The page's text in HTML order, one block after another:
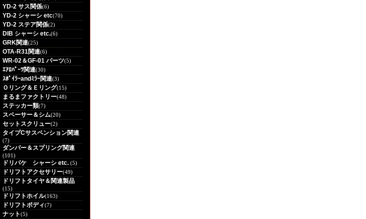
YD-2 サス関係(6)
YD-2 シャーシ etc(70)
YD-2 ステア関係(2)
DIB シャーシ etc.(6)
GRK関連(25)
OTA-R31関連(6)
WR-02＆GF-01 パーツ(5)
ｴｱﾛﾊﾟｰﾂ関連(30)
ｽﾎﾟｲﾗｰandﾐﾗｰ関連(3)
Ｏリング＆Ｅリング(15)
まるまファクトリー(48)
ステッカー類(7)
スペーサー＆シム(20)
セットスクリュー(2)
タイプCサスペンション関連
(7)
ダンパー＆スプリング関連
(101)
ドリパケ シャーシ etc. (5)
ドリフトアクセサリー(49)
ドリフトタイヤ＆関連製品
(15)
ドリフトホイル(163)
ドリフトボディ(7)
ナット(5)